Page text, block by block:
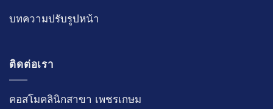
บทความปรับรูปหน้า
ติดต่อเรา
คอสโมคลินิกสาขา เพชรเกษม